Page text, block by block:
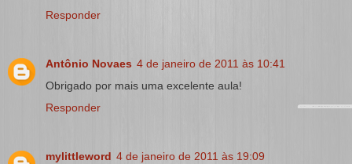
Responder
Antônio Novaes 4 de janeiro de 2011 às 10:41
Obrigado por mais uma excelente aula!
Responder
mylittleword 4 de janeiro de 2011 às 19:09